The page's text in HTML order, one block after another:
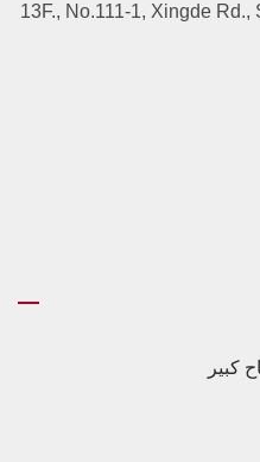
13F., No.111-1, Xingde